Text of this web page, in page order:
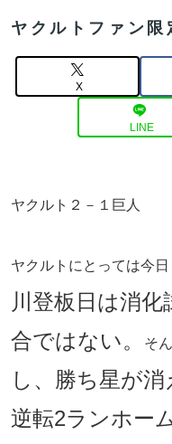
ヤクルトファン限
X
LINE
ヤクルト２－１巨人
ヤクルトにとっては今
川登板日は消
合ではない。
そ
し、勝ち星が
逆転2ランホー